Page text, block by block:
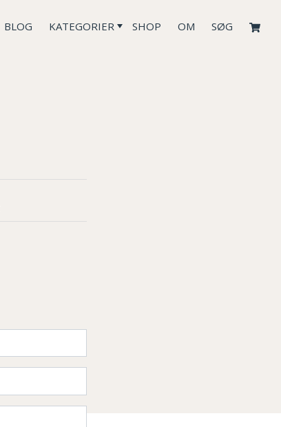
BLOG KATEGORIER SHOP OM SØG